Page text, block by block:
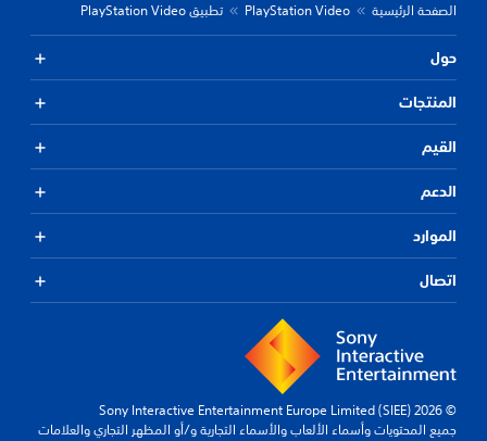
الصفحة الرئيسية PlayStation Video تطبيق PlayStation Video
حول
المنتجات
القيم
الدعم
الموارد
اتصال
© 2026 Sony Interactive Entertainment Europe Limited (SIEE)
جميع المحتويات وأسماء الألعاب والأسماء التجارية و/أو المظهر التجاري والعلامات